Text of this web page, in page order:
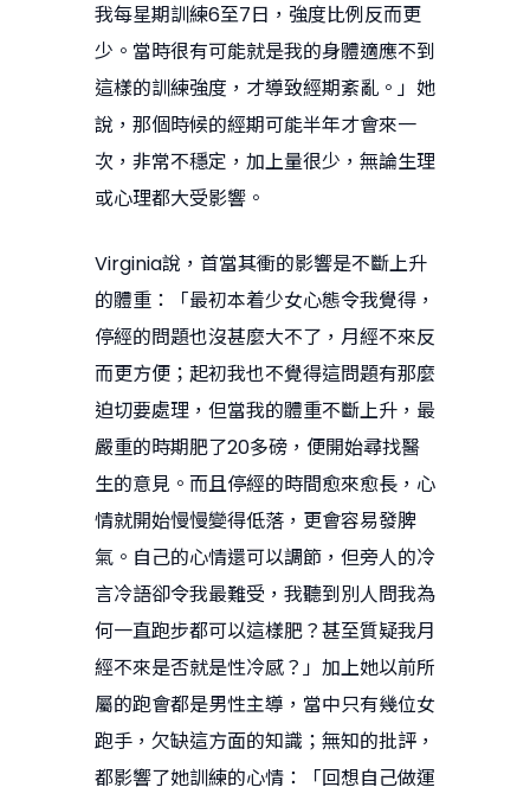
我每星期訓練6至7日，強度比例反而更
少。當時很有可能就是我的身體適應不到
這樣的訓練強度，才導致經期紊亂。」她
說，那個時候的經期可能半年才會來一
次，非常不穩定，加上量很少，無論生理
或心理都大受影響。
Virginia說，首當其衝的影響是不斷上升
的體重：「最初本着少女心態令我覺得，
停經的問題也沒甚麼大不了，月經不來反
而更方便；起初我也不覺得這問題有那麼
迫切要處理，但當我的體重不斷上升，最
嚴重的時期肥了20多磅，便開始尋找醫
生的意見。而且停經的時間愈來愈長，心
情就開始慢慢變得低落，更會容易發脾
氣。自己的心情還可以調節，但旁人的冷
言冷語卻令我最難受，我聽到別人問我為
何一直跑步都可以這樣肥？甚至質疑我月
經不來是否就是性冷感？」加上她以前所
屬的跑會都是男性主導，當中只有幾位女
跑手，欠缺這方面的知識；無知的批評，
都影響了她訓練的心情：「回想自己做運